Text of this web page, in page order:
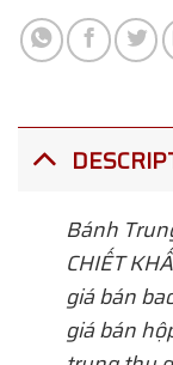
Bánh
CHIẾT
giá bán
giá bán